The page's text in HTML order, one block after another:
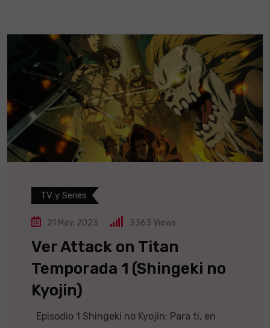
TV y Series
21 May, 2023 3363 Views
Ver Attack on Titan
Temporada 1 (Shingeki no
Kyojin)
Episodio 1 Shingeki no Kyojin: Para ti, en